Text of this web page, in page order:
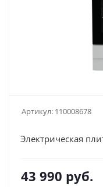
Артикул: 110008678
Электрическая
43 990 руб.